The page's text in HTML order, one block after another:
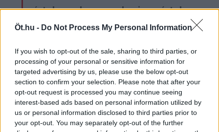
Öt.hu - Do Not Process My Personal Information
If you wish to opt-out of the sale, sharing to third parties, or
processing of your personal or sensitive information for
targeted advertising by us, please use the below opt-out
section to confirm your selection. Please note that after your
opt-out request is processed you may continue seeing
interest-based ads based on personal information utilized by
us or personal information disclosed to third parties prior to
your opt-out. You may separately opt-out of the further
értelme a humornak, nincs értelme
a művészetnek, és nem lesz
Eszembe jut például Ricky Gervais, akinek egy-
egy önálló estjébe annyi szélsőségesen
tabusértő, távolról sem pc, véletlenül sem woke-
kompatibilis poén sűrűsödik bele, ami felénk egy
teljes színházi évadra is sok lenne. Van köztük
olyan, amitől kimondottan kellemetlenül érzem